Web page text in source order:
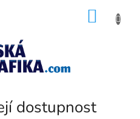
dostupnost